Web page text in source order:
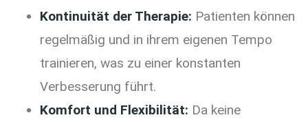
Kontinuität der Therapie: Patienten können
regelmäßig und in ihrem eigenen Tempo
trainieren, was zu einer konstanten
Verbesserung führt.
Komfort und Flexibilität: Da keine